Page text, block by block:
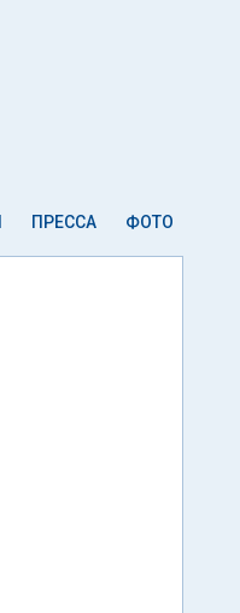
ПРЕССА ФОТО